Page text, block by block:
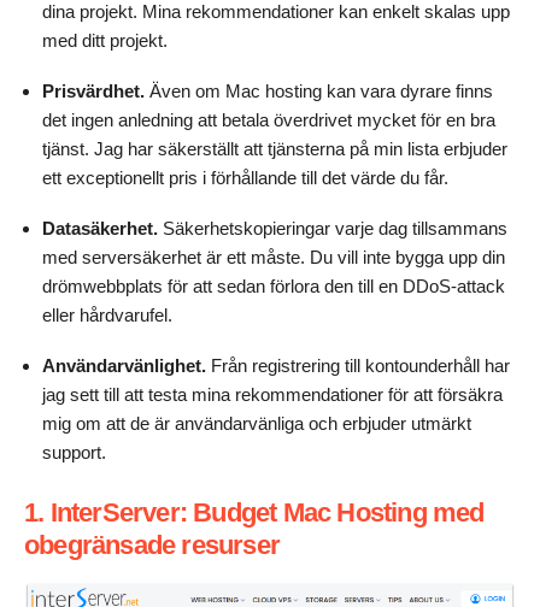
dina projekt. Mina rekommendationer kan enkelt skalas upp
med ditt projekt.
Prisvärdhet. Även om Mac hosting kan vara dyrare finns
det ingen anledning att betala överdrivet mycket för en bra
tjänst. Jag har säkerställt att tjänsterna på min lista erbjuder
ett exceptionellt pris i förhållande till det värde du får.
Datasäkerhet. Säkerhetskopieringar varje dag tillsammans
med serversäkerhet är ett måste. Du vill inte bygga upp din
drömwebbplats för att sedan förlora den till en DDoS-attack
eller hårdvarufel.
Användarvänlighet. Från registrering till kontounderhåll har
jag sett till att testa mina rekommendationer för att försäkra
mig om att de är användarvänliga och erbjuder utmärkt
support.
1. InterServer: Budget Mac Hosting med
obegränsade resurser